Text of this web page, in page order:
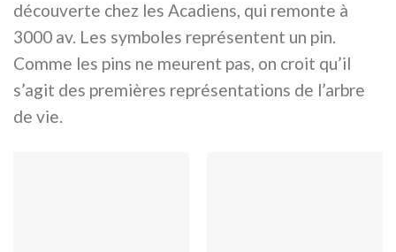
découverte chez les Acadiens, qui remonte à
3000 av. Les symboles représentent un pin.
Comme les pins ne meurent pas, on croit qu’il
s’agit des premières représentations de l’arbre
de vie.